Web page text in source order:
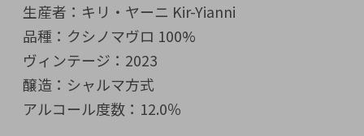
生産者：キリ・ヤーニ Kir-Yianni
品種：クシノマヴロ 100%
ヴィンテージ：2023
醸造：シャルマ方式
アルコール度数：12.0％